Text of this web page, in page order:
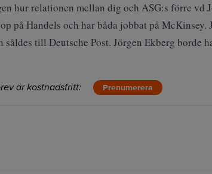
hur relationen mellan dig och ASG:s förre vd
på Handels och har båda jobbat på
till Deutsche Post. Jörgen Ekberg borde
är kostnadsfritt: Prenumerera